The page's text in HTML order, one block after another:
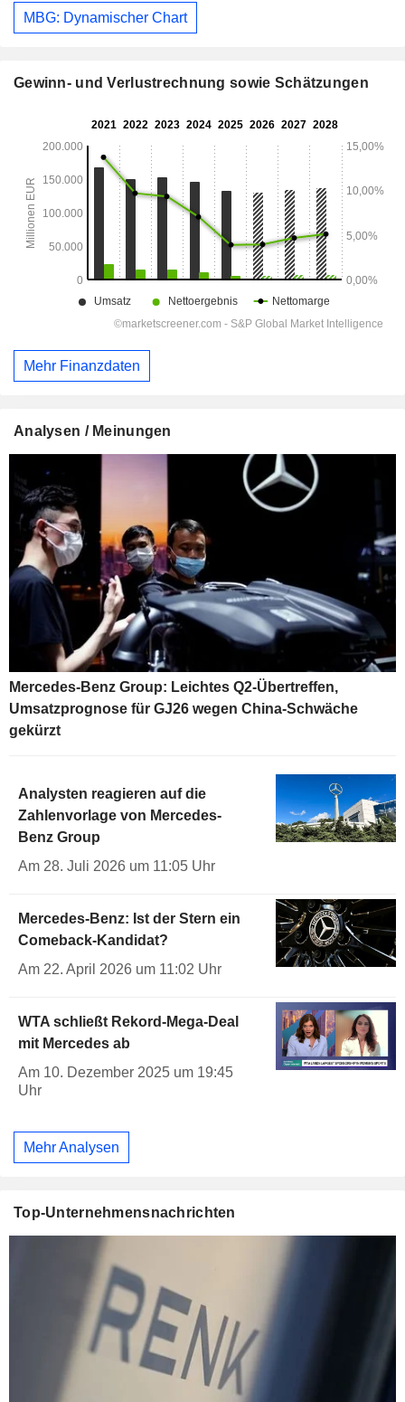
MBG: Dynamischer Chart
Gewinn- und Verlustrechnung sowie Schätzungen
Mehr Finanzdaten
Analysen / Meinungen
Mercedes-Benz Group: Leichtes Q2-Übertreffen,
Umsatzprognose für GJ26 wegen China-Schwäche
gekürzt
Analysten reagieren auf die
Zahlenvorlage von Mercedes-
Benz Group
Am 28. Juli 2026 um 11:05 Uhr
Mercedes-Benz: Ist der Stern ein
Comeback-Kandidat?
Am 22. April 2026 um 11:02 Uhr
WTA schließt Rekord-Mega-Deal
mit Mercedes ab
Am 10. Dezember 2025 um 19:45
Uhr
Mehr Analysen
Top-Unternehmensnachrichten